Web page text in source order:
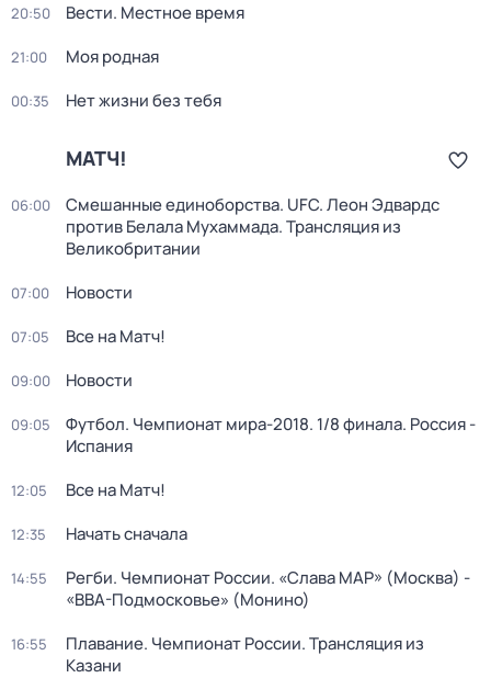
20:50 Вести. Местное время
21:00 Моя родная
00:35 Нет жизни без тебя
МАТЧ!
06:00
Смешанные единоборства. UFC. Леон Эдвардс
против Белала Мухаммада. Трансляция из
Великобритании
07:00 Новости
07:05 Все на Матч!
09:00 Новости
09:05
Футбол. Чемпионат мира-2018. 1/8 финала. Россия -
Испания
12:05 Все на Матч!
12:35 Начать сначала
14:55
Регби. Чемпионат России. «Слава МАР» (Москва) -
«ВВА-Подмосковье» (Монино)
16:55
Плавание. Чемпионат России. Трансляция из
Казани